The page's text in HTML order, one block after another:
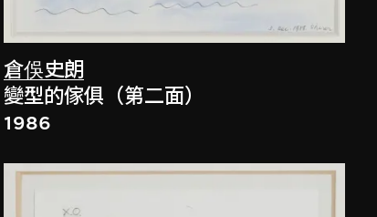
倉俁史朗
變型的傢俱（第二面）
1986